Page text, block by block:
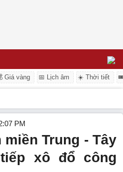
Giá vàng 📅 Lịch âm ☀️ Thời tiết
PM
Trung - Tây
xô đổ công